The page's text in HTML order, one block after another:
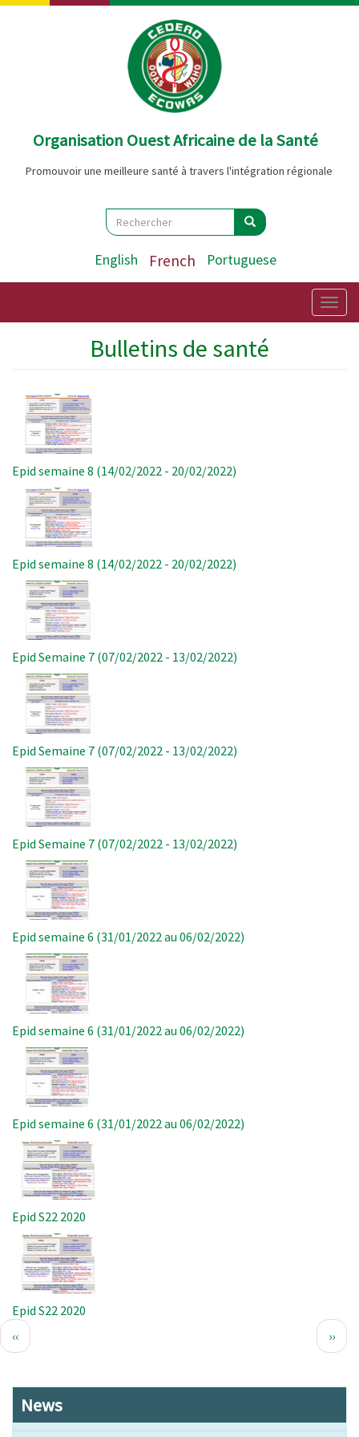
Aller
Organisation Ouest Africaine de la Santé
Promouvoir une meilleure santé à travers l'intégration régionale
Search
Rechercher Rechercher
English French Portuguese
Bulletins de santé
Image
Epid semaine 8 (14/02/2022 - 20/02/2022)
Image
Epid semaine 8 (14/02/2022 - 20/02/2022)
Image
Epid Semaine 7 (07/02/2022 - 13/02/2022)
Image
Epid Semaine 7 (07/02/2022 - 13/02/2022)
Image
Epid Semaine 7 (07/02/2022 - 13/02/2022)
Image
Epid semaine 6 (31/01/2022 au 06/02/2022)
Image
Epid semaine 6 (31/01/2022 au 06/02/2022)
Image
Epid semaine 6 (31/01/2022 au 06/02/2022)
Image
Epid S22 2020
Image
Epid S22 2020
Pagination
Page
‹‹
Page
››
News